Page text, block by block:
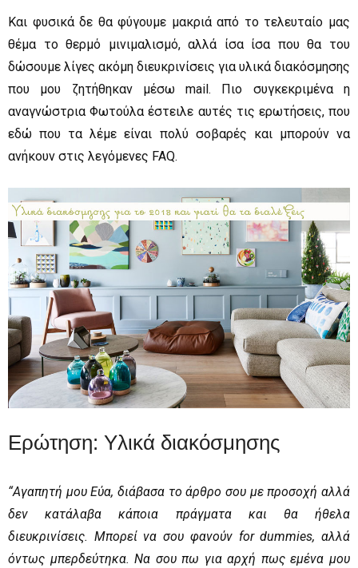
Kαι φυσικά δε θα φύγουμε μακριά από το τελευταίο μας
θέμα το θερμό μινιμαλισμό, αλλά ίσα ίσα που θα του
δώσουμε λίγες ακόμη διευκρινίσεις για υλικά διακόσμησης
που μου ζητήθηκαν μέσω mail. Πιο συγκεκριμένα η
αναγνώστρια Φωτούλα έστειλε αυτές τις ερωτήσεις, που
εδώ που τα λέμε είναι πολύ σοβαρές και μπορούν να
ανήκουν στις λεγόμενες FAQ.
Ερώτηση: Υλικά διακόσμησης
“Αγαπητή μου Εύα, διάβασα το άρθρο σου με προσοχή αλλά
δεν κατάλαβα κάποια πράγματα και θα ήθελα
διευκρινίσεις. Μπορεί να σου φανούν for dummies, αλλά
όντως μπερδεύτηκα. Να σου πω για αρχή πως εμένα μου